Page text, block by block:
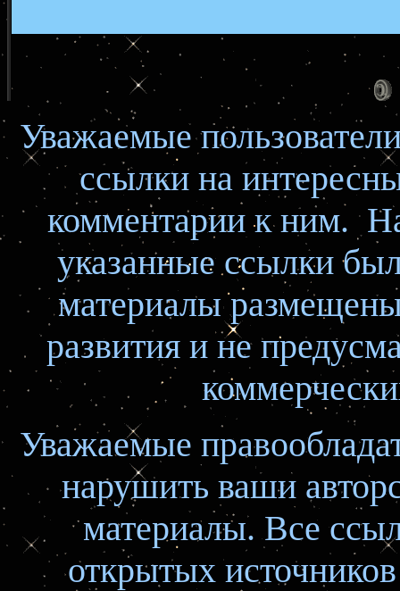
Уважаемые
ссылки на
комментарии к ним.
указанные ссылки
материалы
развития и не
Уважаемые
нарушить ваши
материалы. Все
открытых